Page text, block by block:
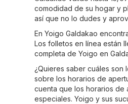
comodidad de su hogar y
así que no lo dudes y
En Yoigo Galdakao
Los folletos en línea están
completa de Yoigo en
¿Quieres saber cuáles
sobre los horarios de
cuenta que los horarios de
especiales. Yoigo y sus